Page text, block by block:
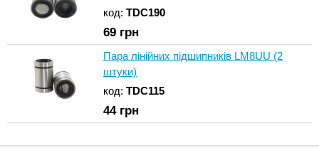
код: TDC190
69 грн
Пара лінійних підшипників LM8UU (2
штуки)
код: TDC115
44грн